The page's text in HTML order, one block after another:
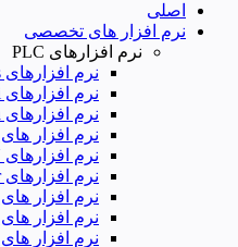
اصلی
نرم افزار های تخصصی
نرم افزارهای PLC
نرم افزارهای PLC Siemens
نرم افزارهای PLC Mitsubishi
نرم‌ افزارهای PLC Delta
نرم افزار های PLC ABB
نرم افزارهای PLC OMRON
نرم افزارهای PLC Schneider
نرم افزار های PLC BECKHOF
نرم افزار های PLC Allen Bradly
نرم افزار های PLC FANUC